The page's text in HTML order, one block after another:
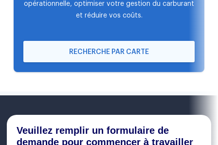
opérationnelle, optimiser votre gestion du carburant
et réduire vos coûts.
RECHERCHE PAR CARTE